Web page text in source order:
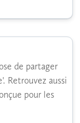
de partager
Retrouvez aussi
pour les